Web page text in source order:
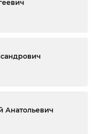
Анатольевич